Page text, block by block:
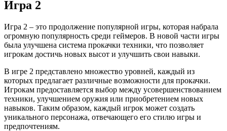
Игра 2
Игра 2 – это продолжение популярной игры, которая набрала
огромную популярность среди геймеров. В новой части игры
была улучшена система прокачки техники, что позволяет
игрокам достичь новых высот и улучшить свои навыки.
В игре 2 представлено множество уровней, каждый из
которых предлагает различные возможности для прокачки.
Игрокам предоставляется выбор между усовершенствованием
техники, улучшением оружия или приобретением новых
навыков. Таким образом, каждый игрок может создать
уникального персонажа, отвечающего его стилю игры и
предпочтениям.